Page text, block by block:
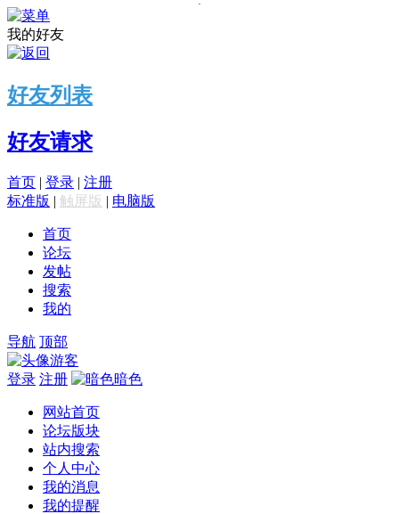
我的好友
好友列表
好友请求
首页 | 登录 | 注册
标准版 | 触屏版 | 电脑版
首页
论坛
发帖
搜索
我的
导航 顶部
游客
登录 注册 暗色
网站首页
论坛版块
站内搜索
个人中心
我的消息
我的提醒